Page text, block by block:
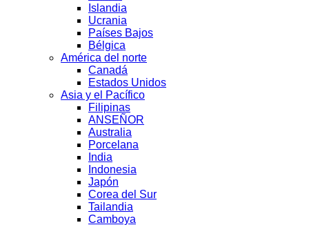
Islandia
Ucrania
Países Bajos
Bélgica
América del norte
Canadá
Estados Unidos
Asia y el Pacífico
Filipinas
ANSEÑOR
Australia
Porcelana
India
Indonesia
Japón
Corea del Sur
Tailandia
Camboya